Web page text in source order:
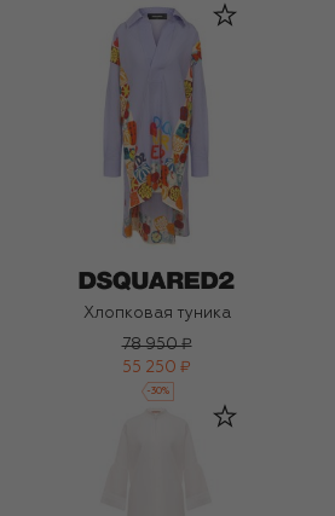
Хлопковая туника
78 950 ₽
55 250 ₽
-30%